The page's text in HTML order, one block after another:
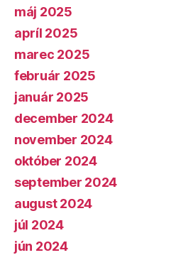
máj 2025
apríl 2025
marec 2025
február 2025
január 2025
december 2024
november 2024
október 2024
september 2024
august 2024
júl 2024
jún 2024